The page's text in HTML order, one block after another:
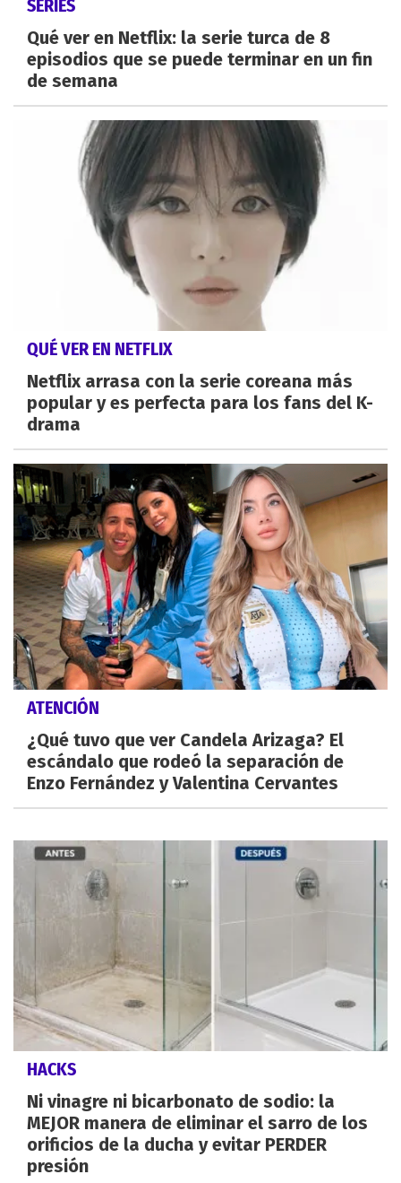
SERIES
Qué ver en Netflix: la serie turca de 8
episodios que se puede terminar en un fin
de semana
QUÉ VER EN NETFLIX
Netflix arrasa con la serie coreana más
popular y es perfecta para los fans del K-
drama
ATENCIÓN
¿Qué tuvo que ver Candela Arizaga? El
escándalo que rodeó la separación de
Enzo Fernández y Valentina Cervantes
HACKS
Ni vinagre ni bicarbonato de sodio: la
MEJOR manera de eliminar el sarro de los
orificios de la ducha y evitar PERDER
presión